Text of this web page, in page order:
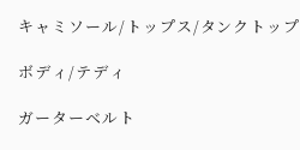
キャミソール/トップス/タンクトップ
ボディ/テディ
ガーターベルト